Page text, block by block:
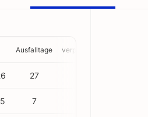
Ausfalltage verpasste Spiele
27
7